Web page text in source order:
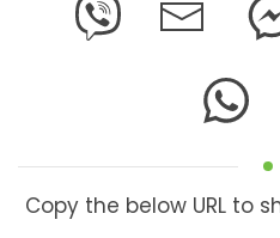
Copy the below URL to